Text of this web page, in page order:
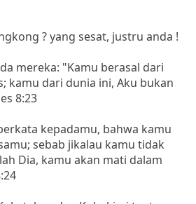
? yang sesat, justru anda !
mereka: "Kamu berasal dari
kamu dari dunia ini, Aku bukan
8:23
kepadamu, bahwa kamu
sebab jikalau kamu tidak
Dia, kamu akan mati dalam